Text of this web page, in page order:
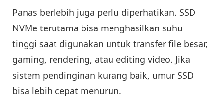
Panas berlebih juga perlu diperhatikan. SSD
NVMe terutama bisa menghasilkan suhu
tinggi saat digunakan untuk transfer file besar,
gaming, rendering, atau editing video. Jika
sistem pendinginan kurang baik, umur SSD
bisa lebih cepat menurun.